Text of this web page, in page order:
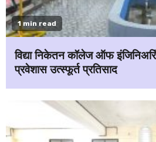
1 min read
विद्या निकेतन कॉलेज ऑफ
प्रवेशास उत्स्फूर्त प्रतिसाद